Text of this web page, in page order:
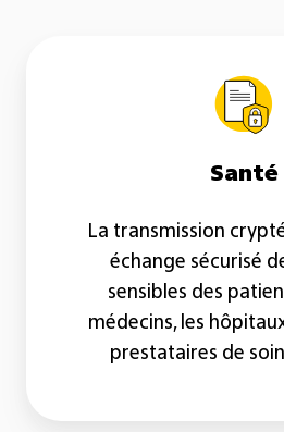
Santé
La transmission
échange sécurisé
sensibles des
médecins, les
prestataires de